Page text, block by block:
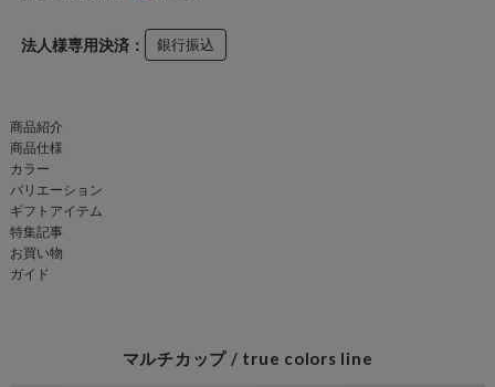
法人様専用決済： 銀行振込
商品紹介
商品仕様
カラー
バリエーション
ギフトアイテム
特集記事
お買い物
ガイド
マルチカップ / true colors line